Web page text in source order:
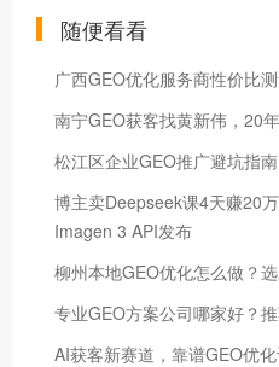
随便看看
广西GEO优化服务商性价比
南宁GEO获客找黄新伟，20
松江区企业GEO推广避坑指
博主卖Deepseek课4天赚20
Imagen 3 API发布
柳州本地GEO优化怎么做？
专业GEO方案公司哪家好？
AI获客新赛道，靠谱GEO优